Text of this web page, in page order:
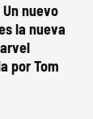
nuevo
la nueva
por Tom